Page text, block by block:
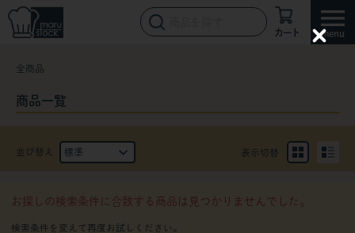
カート
全商品
商品一覧
並び替え 表示切替
お探しの検索条件に合致する商品は見つかりませんでした。
C